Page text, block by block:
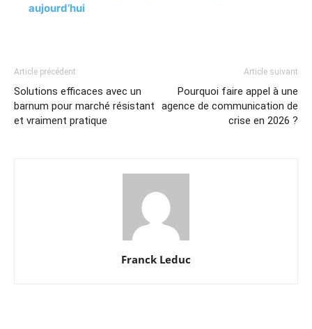
aujourd’hui
Article précédent
Solutions efficaces avec un
barnum pour marché résistant
et vraiment pratique
Article suivant
Pourquoi faire appel à une
agence de communication de
crise en 2026 ?
Franck Leduc